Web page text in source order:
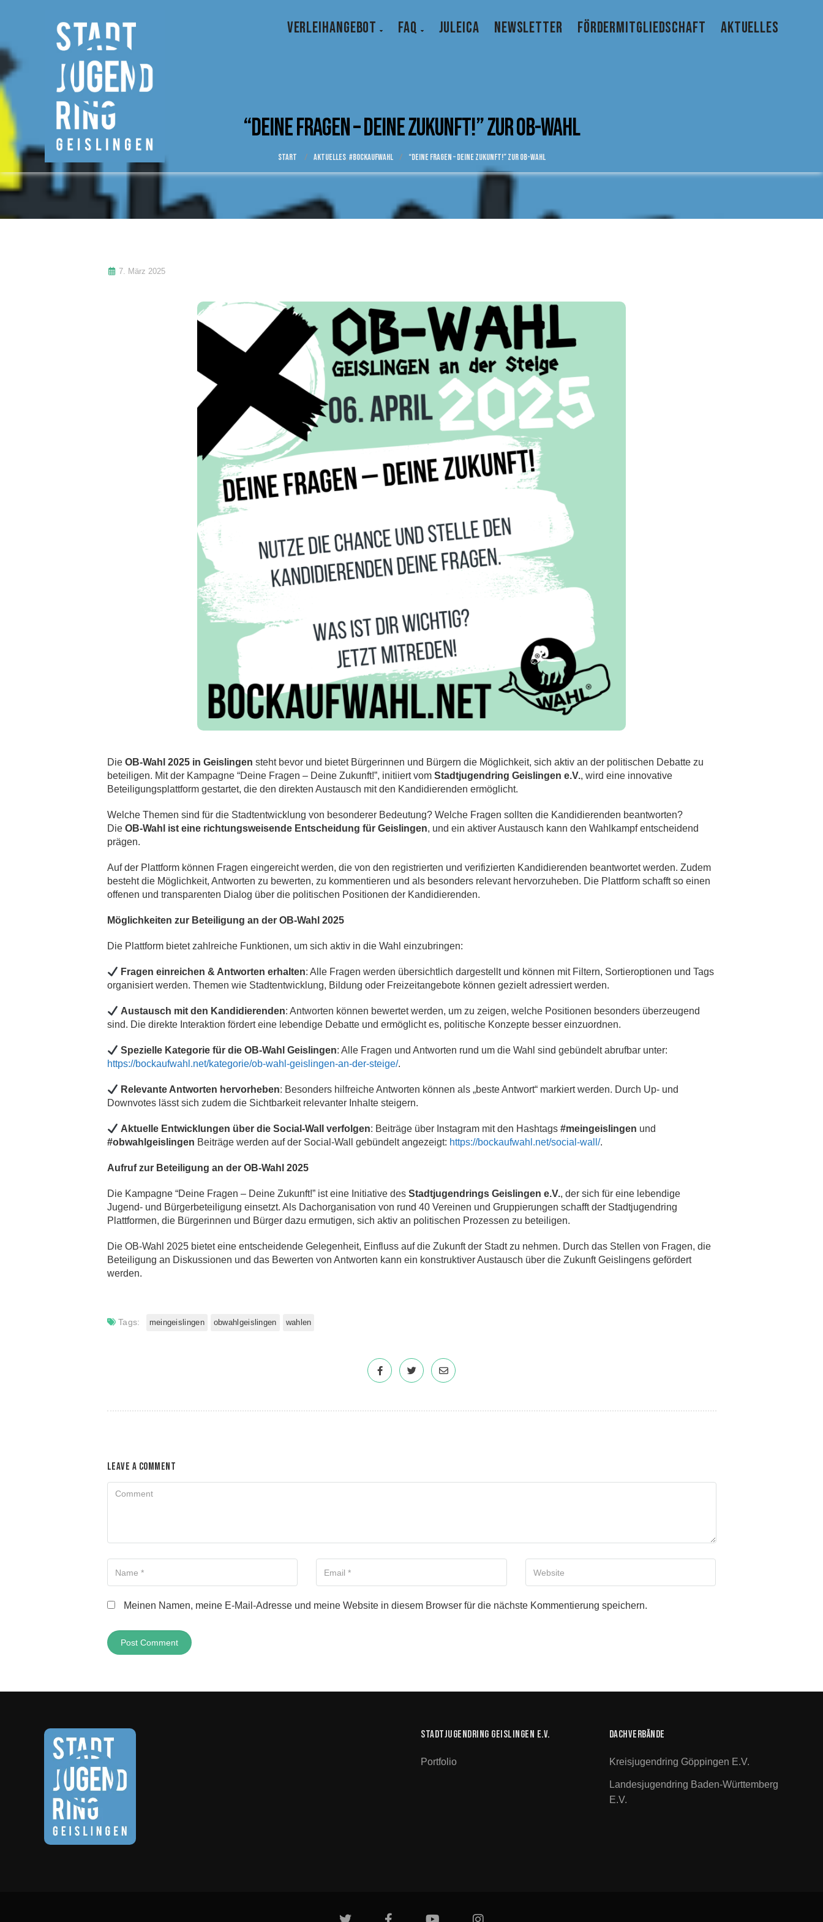
VERLEIHANGEBOT FAQ JULEICA NEWSLETTER FÖRDERMITGLIEDSCHAFT AKTUELLES
“Deine Fragen – Deine Zukunft!” zur OB-Wahl
Start / AKTUELLES,#bockaufwahl / “Deine Fragen – Deine Zukunft!” zur OB-Wahl
7. März 2025
Die OB-Wahl 2025 in Geislingen steht bevor und bietet Bürgerinnen und Bürgern die Möglichkeit, sich aktiv an der politischen Debatte zu
beteiligen. Mit der Kampagne “Deine Fragen – Deine Zukunft!”, initiiert vom Stadtjugendring Geislingen e.V., wird eine innovative
Beteiligungsplattform gestartet, die den direkten Austausch mit den Kandidierenden ermöglicht.
Welche Themen sind für die Stadtentwicklung von besonderer Bedeutung? Welche Fragen sollten die Kandidierenden beantworten?
Die OB-Wahl ist eine richtungsweisende Entscheidung für Geislingen, und ein aktiver Austausch kann den Wahlkampf entscheidend
prägen.
Auf der Plattform können Fragen eingereicht werden, die von den registrierten und verifizierten Kandidierenden beantwortet werden. Zudem
besteht die Möglichkeit, Antworten zu bewerten, zu kommentieren und als besonders relevant hervorzuheben. Die Plattform schafft so einen
offenen und transparenten Dialog über die politischen Positionen der Kandidierenden.
Möglichkeiten zur Beteiligung an der OB-Wahl 2025
Die Plattform bietet zahlreiche Funktionen, um sich aktiv in die Wahl einzubringen:
Fragen einreichen & Antworten erhalten: Alle Fragen werden übersichtlich dargestellt und können mit Filtern, Sortieroptionen und Tags
organisiert werden. Themen wie Stadtentwicklung, Bildung oder Freizeitangebote können gezielt adressiert werden.
Austausch mit den Kandidierenden: Antworten können bewertet werden, um zu zeigen, welche Positionen besonders überzeugend
sind. Die direkte Interaktion fördert eine lebendige Debatte und ermöglicht es, politische Konzepte besser einzuordnen.
Spezielle Kategorie für die OB-Wahl Geislingen: Alle Fragen und Antworten rund um die Wahl sind gebündelt abrufbar unter:
https://bockaufwahl.net/kategorie/ob-wahl-geislingen-an-der-steige/.
Relevante Antworten hervorheben: Besonders hilfreiche Antworten können als „beste Antwort“ markiert werden. Durch Up- und
Downvotes lässt sich zudem die Sichtbarkeit relevanter Inhalte steigern.
Aktuelle Entwicklungen über die Social-Wall verfolgen: Beiträge über Instagram mit den Hashtags #meingeislingen und
#obwahlgeislingen Beiträge werden auf der Social-Wall gebündelt angezeigt: https://bockaufwahl.net/social-wall/.
Aufruf zur Beteiligung an der OB-Wahl 2025
Die Kampagne “Deine Fragen – Deine Zukunft!” ist eine Initiative des Stadtjugendrings Geislingen e.V., der sich für eine lebendige
Jugend- und Bürgerbeteiligung einsetzt. Als Dachorganisation von rund 40 Vereinen und Gruppierungen schafft der Stadtjugendring
Plattformen, die Bürgerinnen und Bürger dazu ermutigen, sich aktiv an politischen Prozessen zu beteiligen.
Die OB-Wahl 2025 bietet eine entscheidende Gelegenheit, Einfluss auf die Zukunft der Stadt zu nehmen. Durch das Stellen von Fragen, die
Beteiligung an Diskussionen und das Bewerten von Antworten kann ein konstruktiver Austausch über die Zukunft Geislingens gefördert
werden.
Tags: meingeislingen obwahlgeislingen wahlen
Leave A Comment
Meinen Namen, meine E-Mail-Adresse und meine Website in diesem Browser für die nächste Kommentierung speichern.
Stadtjugendring Geislingen e.V.
Portfolio
Dachverbände
Kreisjugendring Göppingen E.V.
Landesjugendring Baden-Württemberg
E.V.